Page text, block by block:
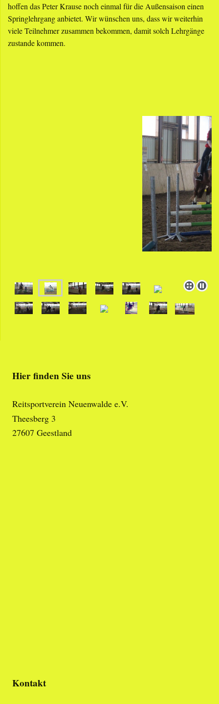
hoffen das Peter Krause noch einmal für die Außensaison einen
Springlehrgang anbietet. Wir wünschen uns, dass wir weiterhin
viele Teilnehmer zusammen bekommen, damit solch Lehrgänge
zustande kommen.
Hier finden Sie uns
Reitsportverein Neuenwalde e.V.
Theesberg 3
27607 Geestland
Kontakt